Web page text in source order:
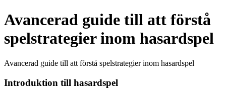
Avancerad guide till att förstå
spelstrategier inom hasardspel
Avancerad guide till att förstå spelstrategier inom hasardspel
Introduktion till hasardspel